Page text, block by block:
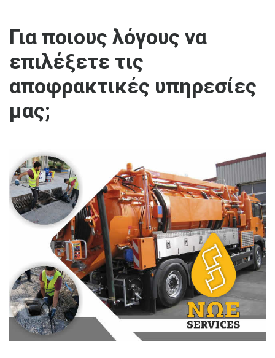
Για ποιους λόγους να
επιλέξετε τις
αποφρακτικές υπηρεσίες
μας;